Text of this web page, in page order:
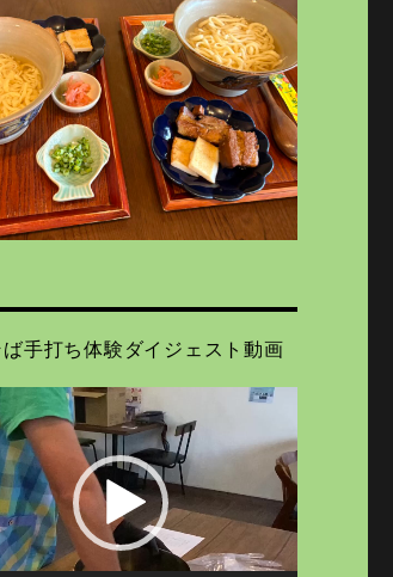
手打ち体験ダイジェスト動画